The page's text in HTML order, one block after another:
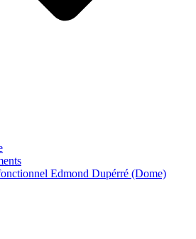
Edmond Dupérré (Dome)